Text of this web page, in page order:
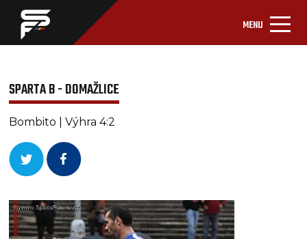
MENU
SPARTA B - DOMAŽLICE
Bombito | Výhra 4:2